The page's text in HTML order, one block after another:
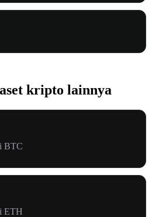
kripto lainnya
BTC
ETH